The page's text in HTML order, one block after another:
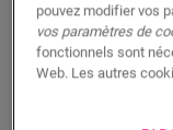
Notre
revêtement
grains du
pouvez modifier vos
vos paramètres de
fonctionnels sont
Web. Les autres